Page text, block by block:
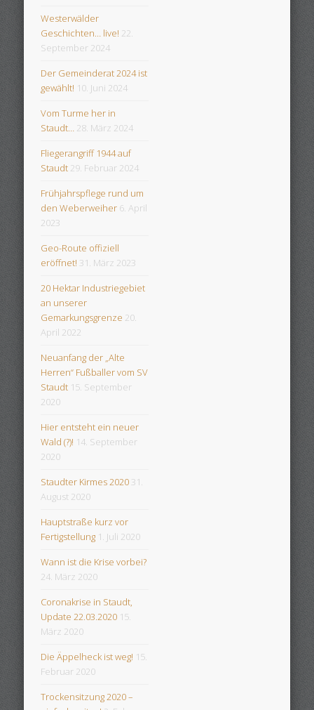
Westerwälder
Geschichten… live! 22.
September 2024
Der Gemeinderat 2024 ist
gewählt! 10. Juni 2024
Vom Turme her in
Staudt…
28. März 2024
Fliegerangriff 1944 auf
Staudt 29. Februar 2024
Frühjahrspflege rund um
den Weberweiher 6. April
2023
Geo-Route offiziell
eröffnet! 31. März 2023
20 Hektar Industriegebiet
an unserer
Gemarkungsgrenze 20.
April 2022
Neuanfang der „Alte
Herren“ Fußballer vom SV
Staudt 15. September
2020
Hier entsteht ein neuer
Wald (?)! 14. September
2020
Staudter Kirmes 2020 31.
August 2020
Hauptstraße kurz vor
Fertigstellung 1. Juli 2020
Wann ist die Krise vorbei?
24. März 2020
Coronakrise in Staudt,
Update 22.03.2020 15.
März 2020
Die Äppelheck ist weg! 15.
Februar 2020
Trockensitzung 2020 –